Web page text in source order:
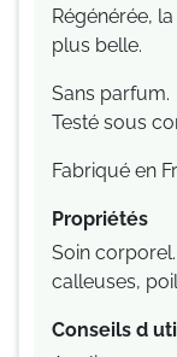
Régénérée,
plus belle.
Sans parfum.
Testé sous
Fabriqué en
Propriétés
Soin
calleuses,
Conseils d